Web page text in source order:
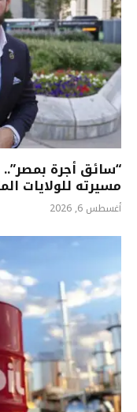
“سائق أجرة
مسيرته للولايات
أغسطس 6, 2026